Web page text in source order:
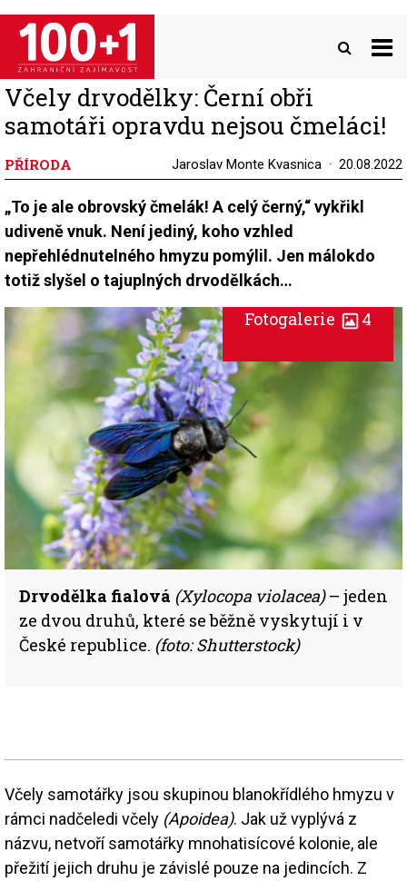
Přejít
hlavnímu
obsahu
Včely drvodělky: Černí obři
samotáři opravdu nejsou čmeláci!
PŘÍRODA Jaroslav Monte Kvasnica 20.08.2022
„To je ale obrovský čmelák! A celý černý,“ vykřikl
udiveně vnuk. Není jediný, koho vzhled
nepřehlédnutelného hmyzu pomýlil. Jen málokdo
totiž slyšel o tajuplných drvodělkách…
Drvodělka fialová (Xylocopa violacea)– jeden
ze dvou druhů, které se běžně vyskytují i v
České republice. (foto: Shutterstock)
Fotogalerie 4
Včely samotářky jsou skupinou blanokřídlého hmyzu v
rámci nadčeledi včely (Apoidea). Jak už vyplývá z
názvu, netvoří samotářky mnohatisícové kolonie, ale
přežití jejich druhu je závislé pouze na jedincích. Z